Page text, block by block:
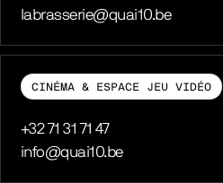
E-mail
labrasserie@quai10.be
CINÉMA & ESPACE JEU VIDÉO
Téléphone
+32 71 31 71 47
E-mail
info@quai10.be